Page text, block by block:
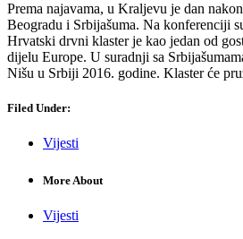
Prema najavama, u Kraljevu je dan
Beogradu i Srbijašuma. Na konferenciji
Hrvatski drvni klaster je kao jedan od
dijelu Europe. U suradnji sa
Nišu u Srbiji 2016. godine. Klaster će
Filed Under:
Vijesti
More About
Vijesti